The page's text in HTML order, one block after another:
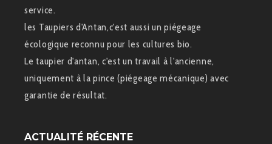
service.
les Taupiers d'Antan,c'est aussi un piégeage
écologique reconnu pour les cultures bio.
Le taupier d'antan, c'est un travail à l'ancienne,
uniquement à la pince (piégeage mécanique) avec
garantie de résultat.
ACTUALITÉ RÉCENTE